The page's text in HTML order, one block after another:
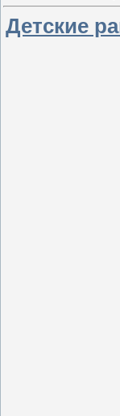
Детские